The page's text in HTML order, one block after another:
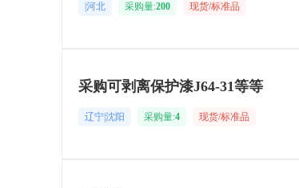
|河北 采购量:200 现货/标准品
采购可剥离保护漆J64-31等等
辽宁|沈阳 采购量:4 现货/标准品